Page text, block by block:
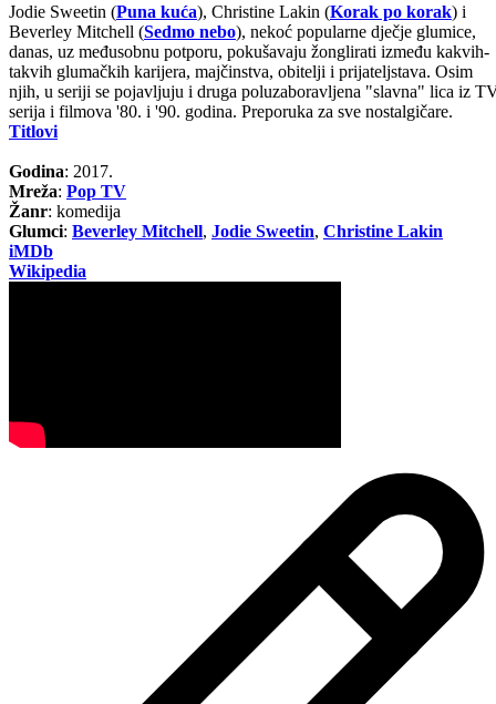
Jodie Sweetin (Puna kuća), Christine Lakin (Korak po korak) i
Beverley Mitchell (Sedmo nebo), nekoć popularne dječje glumice,
danas, uz međusobnu potporu, pokušavaju žonglirati između kakvih-
takvih glumačkih karijera, majčinstva, obitelji i prijateljstava. Osim
njih, u seriji se pojavljuju i druga poluzaboravljena "slavna" lica iz
serija i filmova '80. i '90. godina. Preporuka za sve nostalgičare.
Titlovi
Godina: 2017.
Mreža: Pop TV
Žanr: komedija
Glumci: Beverley Mitchell, Jodie Sweetin, Christine Lakin
iMDb
Wikipedia